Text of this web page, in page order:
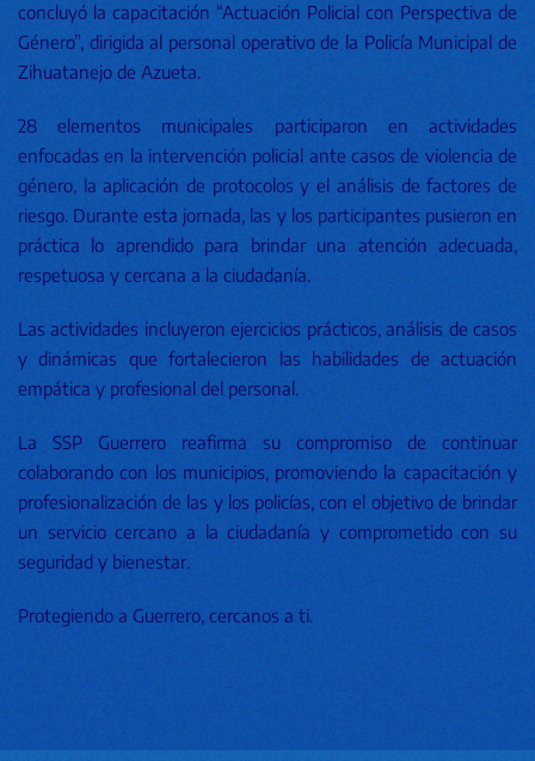
concluyó la capacitación “Actuación Policial con Perspectiva de
Género”, dirigida al personal operativo de la Policía Municipal de
Zihuatanejo de Azueta.
28 elementos municipales participaron en actividades
enfocadas en la intervención policial ante casos de violencia de
género, la aplicación de protocolos y el análisis de factores de
riesgo. Durante esta jornada, las y los participantes pusieron en
práctica lo aprendido para brindar una atención adecuada,
respetuosa y cercana a la ciudadanía.
Las actividades incluyeron ejercicios prácticos, análisis de casos
y dinámicas que fortalecieron las habilidades de actuación
empática y profesional del personal.
La SSP Guerrero reafirma su compromiso de continuar
colaborando con los municipios, promoviendo la capacitación y
profesionalización de las y los policías, con el objetivo de brindar
un servicio cercano a la ciudadanía y comprometido con su
seguridad y bienestar.
Protegiendo a Guerrero, cercanos a ti.